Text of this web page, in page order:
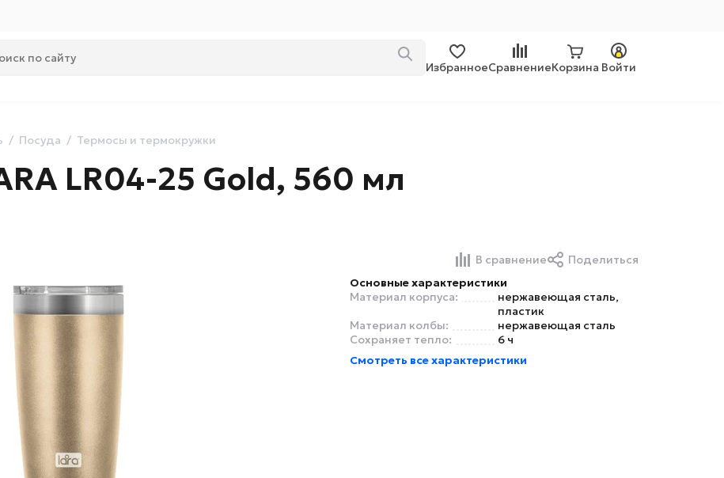
ИзбранноеСравнениеКорзина Войти
Посуда Термосы и термокружки
LR04-25 Gold, 560 мл
В сравнение
Поделиться
Основные характеристики
Материал корпуса:
нержавеющая сталь,
пластик
Материал колбы:
нержавеющая сталь
Сохраняет тепло:
6 ч
Смотреть все характеристики